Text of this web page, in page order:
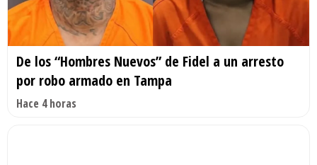
De los “Hombres Nuevos” de Fidel a un arresto
por robo armado en Tampa
Hace 4 horas